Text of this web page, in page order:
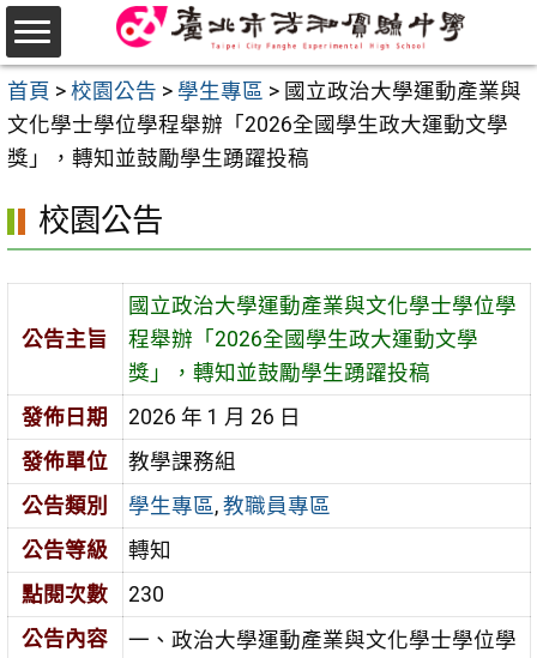
跳
至
主
要
內
首頁 > 校園公告 > 學生專區 > 國立政治大學運動產業與
文化學士學位學程舉辦「2026全國學生政大運動文學
獎」，轉知並鼓勵學生踴躍投稿
校園公告
公告主旨
國立政治大學運動產業與文化學士學位學
程舉辦「2026全國學生政大運動文學
獎」，轉知並鼓勵學生踴躍投稿
發佈日期
2026 年 1 月 26 日
發佈單位
教學課務組
公告類別
學生專區, 教職員專區
公告等級
轉知
點閱次數
230
公告內容
一、政治大學運動產業與文化學士學位學
選
單